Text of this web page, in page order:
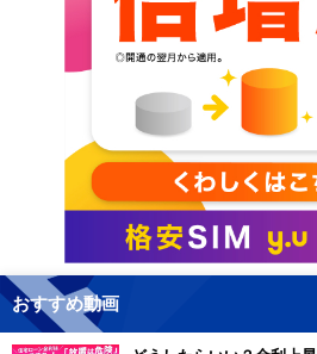
おすすめ動画